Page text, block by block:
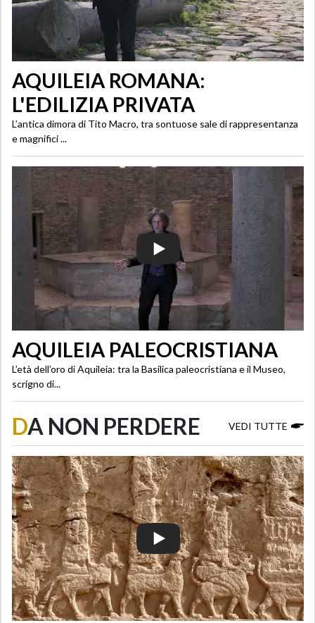
AQUILEIA ROMANA:
L'EDILIZIA PRIVATA
L’antica dimora di Tito Macro, tra sontuose sale di rappresentanza
e magnifici ...
AQUILEIA PALEOCRISTIANA
L’età dell’oro di Aquileia: tra la Basilica paleocristiana e il Museo,
scrigno di...
DA NON PERDERE VEDI TUTTE